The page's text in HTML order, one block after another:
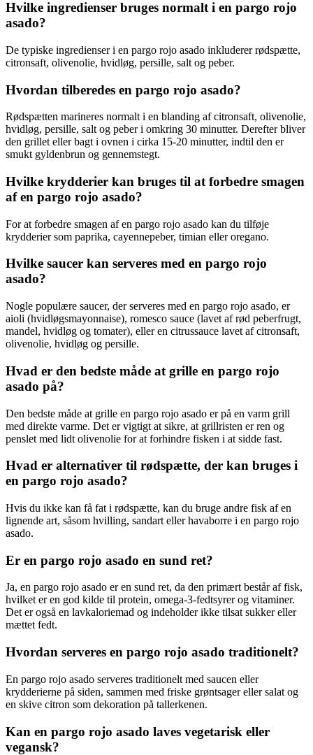
Hvilke ingredienser bruges normalt i en pargo rojo
asado?
De typiske ingredienser i en pargo rojo asado inkluderer rødspætte,
citronsaft, olivenolie, hvidløg, persille, salt og peber.
Hvordan tilberedes en pargo rojo asado?
Rødspætten marineres normalt i en blanding af citronsaft, olivenolie,
hvidløg, persille, salt og peber i omkring 30 minutter. Derefter bliver
den grillet eller bagt i ovnen i cirka 15-20 minutter, indtil den er
smukt gyldenbrun og gennemstegt.
Hvilke krydderier kan bruges til at forbedre smagen
af en pargo rojo asado?
For at forbedre smagen af en pargo rojo asado kan du tilføje
krydderier som paprika, cayennepeber, timian eller oregano.
Hvilke saucer kan serveres med en pargo rojo
asado?
Nogle populære saucer, der serveres med en pargo rojo asado, er
aioli (hvidløgsmayonnaise), romesco sauce (lavet af rød peberfrugt,
mandel, hvidløg og tomater), eller en citrussauce lavet af citronsaft,
olivenolie, hvidløg og persille.
Hvad er den bedste måde at grille en pargo rojo
asado på?
Den bedste måde at grille en pargo rojo asado er på en varm grill
med direkte varme. Det er vigtigt at sikre, at grillristen er ren og
penslet med lidt olivenolie for at forhindre fisken i at sidde fast.
Hvad er alternativer til rødspætte, der kan bruges i
en pargo rojo asado?
Hvis du ikke kan få fat i rødspætte, kan du bruge andre fisk af en
lignende art, såsom hvilling, sandart eller havaborre i en pargo rojo
asado.
Er en pargo rojo asado en sund ret?
Ja, en pargo rojo asado er en sund ret, da den primært består af fisk,
hvilket er en god kilde til protein, omega-3-fedtsyrer og vitaminer.
Det er også en lavkaloriemad og indeholder ikke tilsat sukker eller
mættet fedt.
Hvordan serveres en pargo rojo asado traditionelt?
En pargo rojo asado serveres traditionelt med saucen eller
krydderierne på siden, sammen med friske grøntsager eller salat og
en skive citron som dekoration på tallerkenen.
Kan en pargo rojo asado laves vegetarisk eller
vegansk?